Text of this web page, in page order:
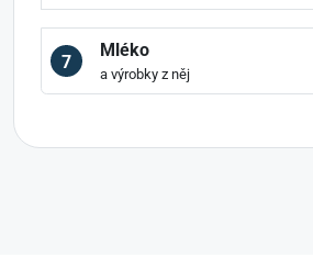
7
Mléko
a výrobky z něj